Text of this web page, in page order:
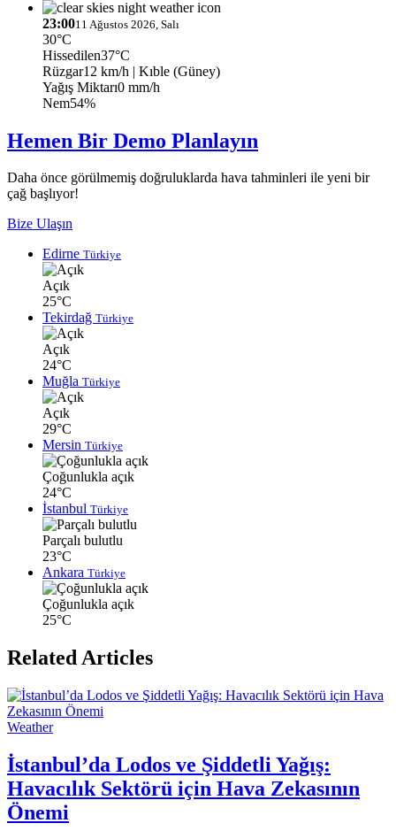
23:0011 Ağustos 2026, Salı
30°C
Hissedilen37°C
Rüzgar12 km/h | Kıble (Güney)
Yağış Miktarı0 mm/h
Nem54%
Hemen Bir Demo Planlayın
Daha önce görülmemiş doğruluklarda hava tahminleri ile yeni bir
çağ başlıyor!
Bize Ulaşın
Edirne Türkiye
Açık
25°C
Tekirdağ Türkiye
Açık
24°C
Muğla Türkiye
Açık
29°C
Mersin Türkiye
Çoğunlukla açık
24°C
İstanbul Türkiye
Parçalı bulutlu
23°C
Ankara Türkiye
Çoğunlukla açık
25°C
Related Articles
Weather
İstanbul’da Lodos ve Şiddetli Yağış:
Havacılık Sektörü için Hava Zekasının
Önemi